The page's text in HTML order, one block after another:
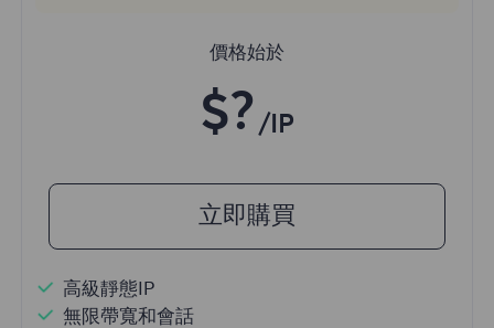
價格始於
$? /IP
立即購買
高級靜態IP
無限帶寬和會話